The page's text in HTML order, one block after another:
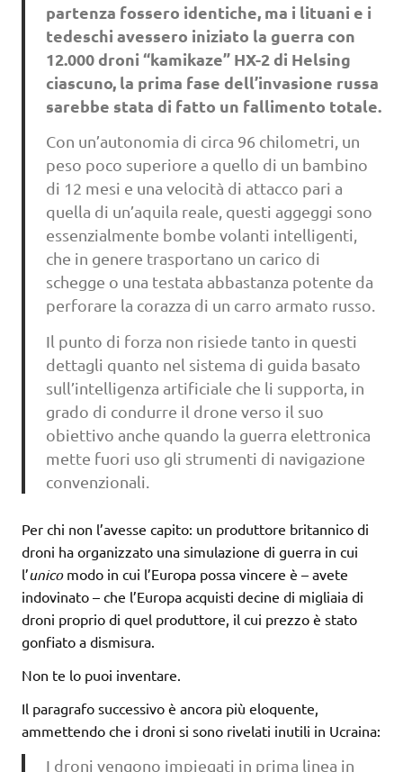
partenza fossero identiche, ma i lituani e i
tedeschi avessero iniziato la guerra con
12.000 droni “kamikaze” HX-2 di Helsing
ciascuno, la prima fase dell’invasione russa
sarebbe stata di fatto un fallimento totale.
Con un’autonomia di circa 96 chilometri, un
peso poco superiore a quello di un bambino
di 12 mesi e una velocità di attacco pari a
quella di un’aquila reale, questi aggeggi sono
essenzialmente bombe volanti intelligenti,
che in genere trasportano un carico di
schegge o una testata abbastanza potente da
perforare la corazza di un carro armato russo.
Il punto di forza non risiede tanto in questi
dettagli quanto nel sistema di guida basato
sull’intelligenza artificiale che li supporta, in
grado di condurre il drone verso il suo
obiettivo anche quando la guerra elettronica
mette fuori uso gli strumenti di navigazione
convenzionali.
Per chi non l’avesse capito: un produttore britannico di
droni ha organizzato una simulazione di guerra in cui
l’unicomodo in cui l’Europa possa vincere è – avete
indovinato – che l’Europa acquisti decine di migliaia di
droni proprio di quel produttore, il cui prezzo è stato
gonfiato a dismisura.
Non te lo puoi inventare.
Il paragrafo successivo è ancora più eloquente,
ammettendo che i droni si sono rivelati inutili in Ucraina:
I droni vengono impiegati in prima linea in